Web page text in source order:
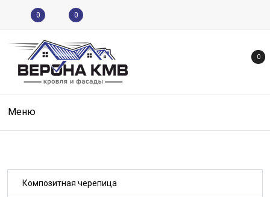
0 0
0
Меню
Композитная черепица